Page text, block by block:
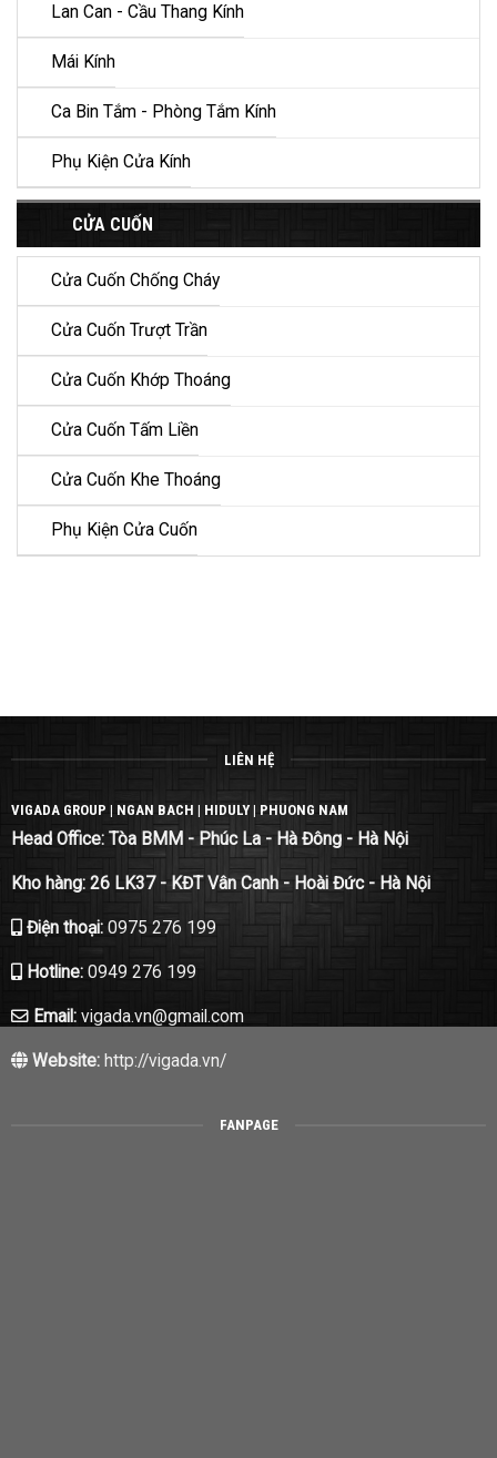
Lan Can - Cầu Thang Kính
Mái Kính
Ca Bin Tắm - Phòng Tắm Kính
Phụ Kiện Cửa Kính
CỬA CUỐN
Cửa Cuốn Chống Cháy
Cửa Cuốn Trượt Trần
Cửa Cuốn Khớp Thoáng
Cửa Cuốn Tấm Liền
Cửa Cuốn Khe Thoáng
Phụ Kiện Cửa Cuốn
LIÊN HỆ
VIGADA GROUP | NGAN BACH | HIDULY | PHUONG NAM
Head Office: Tòa BMM - Phúc La - Hà Đông - Hà Nội
Kho hàng: 26 LK37 - KĐT Vân Canh - Hoài Đức - Hà Nội
Điện thoại: 0975 276 199
Hotline: 0949 276 199
Email: vigada.vn@gmail.com
Website:http://vigada.vn/
FANPAGE